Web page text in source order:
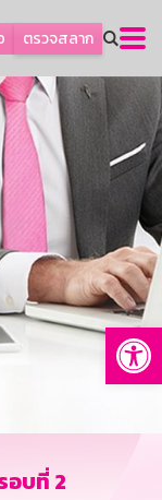
ตรวจสลาก
อบที่ 2